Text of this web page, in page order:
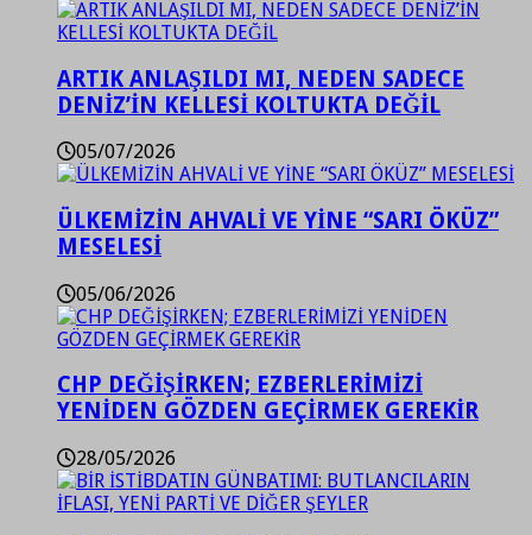
ARTIK ANLAŞILDI MI, NEDEN SADECE
DENİZ’İN KELLESİ KOLTUKTA DEĞİL
05/07/2026
ÜLKEMİZİN AHVALİ VE YİNE “SARI ÖKÜZ”
MESELESİ
05/06/2026
CHP DEĞİŞİRKEN; EZBERLERİMİZİ
YENİDEN GÖZDEN GEÇİRMEK GEREKİR
28/05/2026